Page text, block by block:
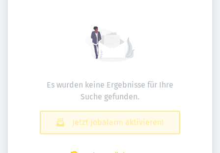
Es wurden keine Ergebnisse für Ihre
Suche gefunden.
Jetzt Jobalarm aktivieren!